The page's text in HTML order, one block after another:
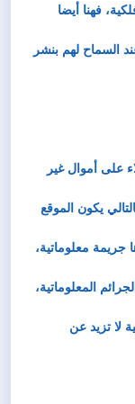
فهنا أيضا
السماح لهم بنشر
على أموال غير
يكون الموقع
جريمة معلوماتية،
المعلوماتية،
مالية لا تزيد عن